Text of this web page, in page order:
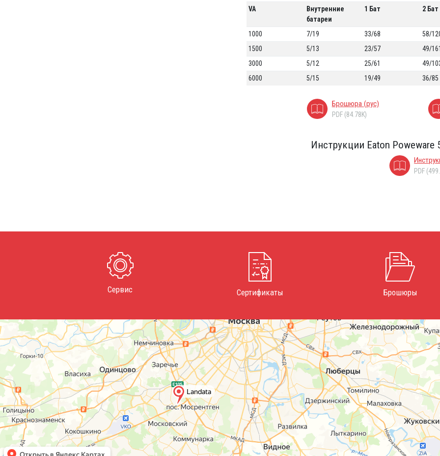
VA
Внутренние
батареи
1 Бат 2 Бат
1000 7/19 33/68
58/
1500
5/13 23/57
49/
3000
5/12 25/61
49/
6000
5/15 19/49 36/85
Брошюра (рус)
PDF (84.78K)
Инструкции Eaton Poweware
PDF
Сервис Сертификаты Брошюры